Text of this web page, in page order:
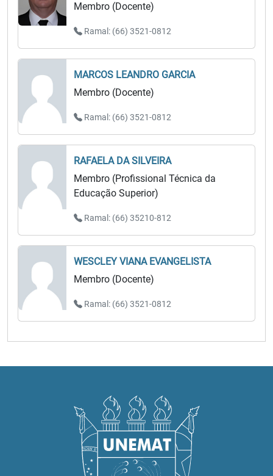
Membro (Docente)
Ramal: (66) 3521-0812
MARCOS LEANDRO GARCIA
Membro (Docente)
Ramal: (66) 3521-0812
RAFAELA DA SILVEIRA
Membro (Profissional Técnica da
Educação Superior)
Ramal: (66) 35210-812
WESCLEY VIANA EVANGELISTA
Membro (Docente)
Ramal: (66) 3521-0812